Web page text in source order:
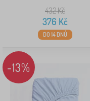
432Kč
376 Kč
DO 14 DNŮ
-13%